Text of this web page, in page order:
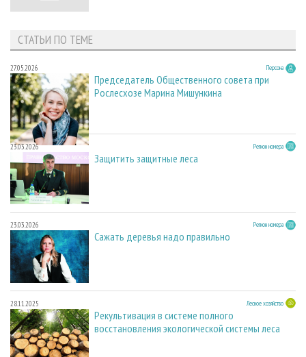
СТАТЬИ ПО ТЕМЕ
27.05.2026 Персона
Председатель Общественного совета при
Рослесхозе Марина Мишункина
23.03.2026 Регион номера
Защитить защитные леса
23.03.2026 Регион номера
Сажать деревья надо правильно
28.11.2025 Лесное хозяйство
Рекультивация в системе полного
восстановления экологической системы леса